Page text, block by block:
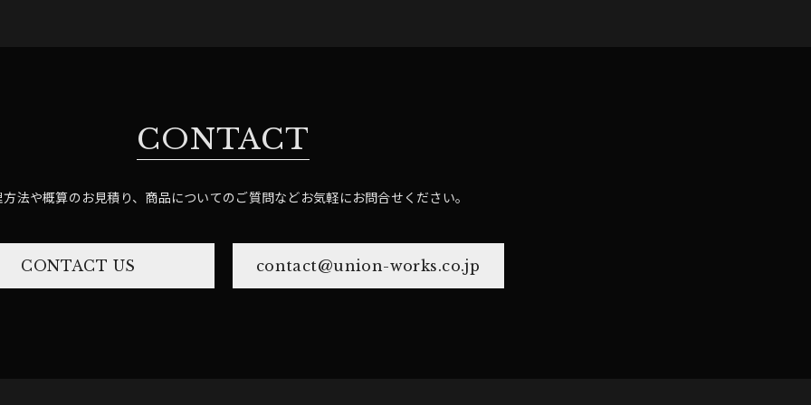
CONTACT
方法や概算のお見積り、商品についてのご質問などお気軽にお問合せください。
CONTACT US contact@union-works.co.jp